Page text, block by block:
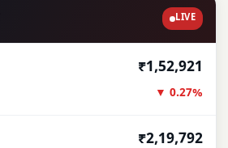
LIVE
₹1,52,921
▼ 0.27%
₹2,19,792